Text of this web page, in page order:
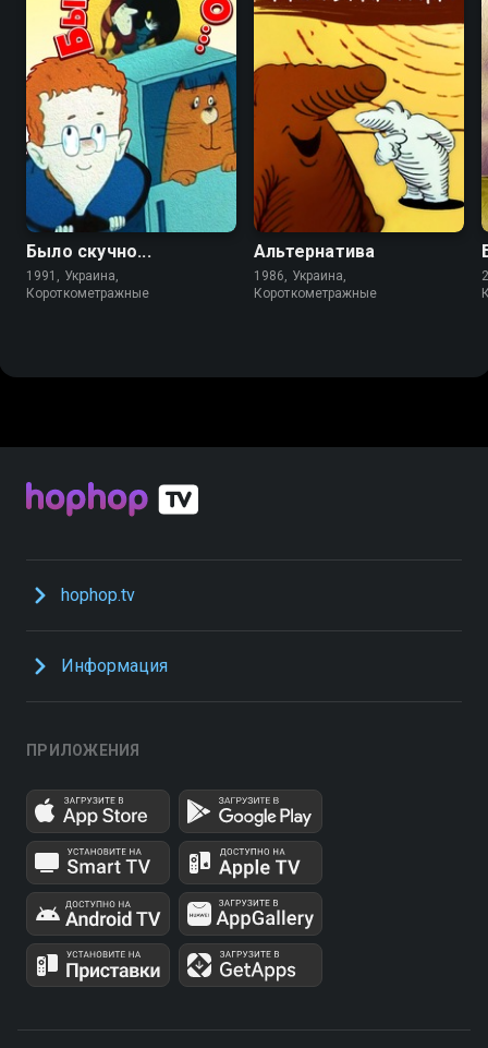
Было скучно...
1991, Украина,
Короткометражные
6.8
Альтернатива
1986, Украина,
Короткометражные
hophop.tv
Информация
ПРИЛОЖЕНИЯ